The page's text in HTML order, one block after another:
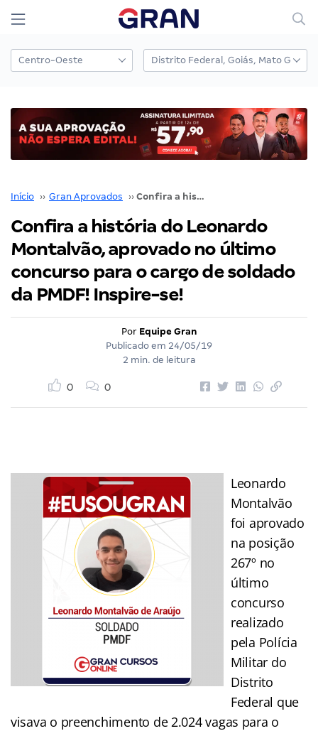
Início ›› Gran Aprovados ›› Confira a história do Leonardo Montalvão, aprovado no último concurso para o cargo de soldado da PMDF! Inspire-se!
Confira a história do Leonardo
Montalvão, aprovado no último
concurso para o cargo de soldado
da PMDF! Inspire-se!
Por Equipe Gran
Publicado em 24/05/19
2 min. de leitura
0 0
Leonardo
Montalvão
foi aprovado
na posição
267º no
último
concurso
realizado
pela Polícia
Militar do
Distrito
Federal que
visava o preenchimento de 2.024 vagas para o